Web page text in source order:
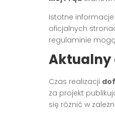
Istotne
oficjalnych
regulaminie
Aktualny
Czas realizacji
za projekt
się różnić w